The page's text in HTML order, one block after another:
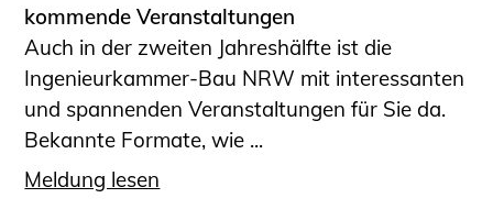
kommende Veranstaltungen
Auch in der zweiten Jahreshälfte ist die
Ingenieurkammer-Bau NRW mit interessanten
und spannenden Veranstaltungen für Sie da.
Bekannte Formate, wie ...
Meldung lesen